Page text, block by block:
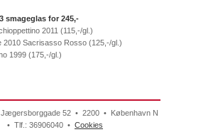
smageglas for 245,-
2011 (115,-/gl.)
2010 Sacrisasso Rosso (125,-/gl.)
1999 (175,-/gl.)
52 • 2200 • København N
• Tlf.: 36906040 • Cookies